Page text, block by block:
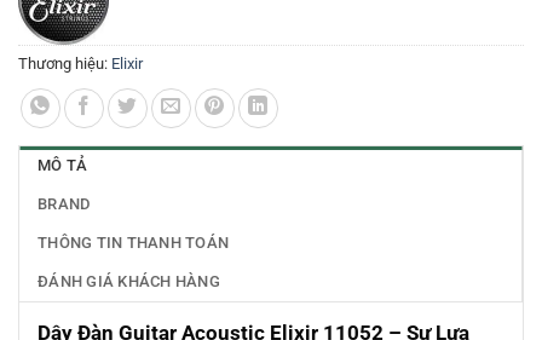
Thương hiệu: Elixir
MÔ TẢ
BRAND
THÔNG TIN THANH TOÁN
ĐÁNH GIÁ KHÁCH HÀNG
Dây Đàn Guitar Acoustic Elixir 11052 – Sự Lựa